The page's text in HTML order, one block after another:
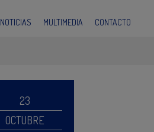
NOTICIAS MULTIMEDIA CONTACTO
23
OCTUBRE